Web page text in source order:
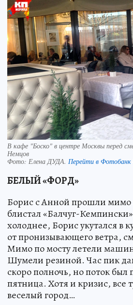
В кафе "Боско" в центре Москвы перед
Немцов
Фото: Елена ДУДА. Перейти в
БЕЛЫЙ «ФОРД»
Борис с Анной прошли мимо
блистал «Балчуг-
холоднее, Борис укутался в
от пронизывающего ветра,
Мимо по мосту летели
Шумели резиной. Час пик
скоро полночь, но поток
пятница. Хотя и кризис, все
веселый город…